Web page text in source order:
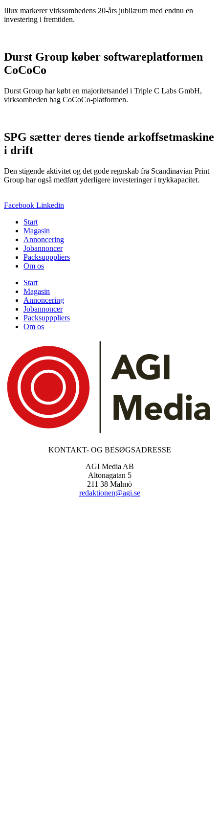
Illux markerer virksomhedens 20-års jubilæum med endnu en
investering i fremtiden.
Durst Group køber softwareplatformen
CoCoCo
Durst Group har købt en majoritetsandel i Triple C Labs GmbH,
virksomheden bag CoCoCo-platformen.
SPG sætter deres tiende arkoffsetmaskine
i drift
Den stigende aktivitet og det gode regnskab fra Scandinavian Print
Group har også medført yderligere investeringer i trykkapacitet.
Facebook Linkedin
Start
Magasin
Annoncering
Jobannoncer
Packsupppliers
Om os
Start
Magasin
Annoncering
Jobannoncer
Packsupppliers
Om os
KONTAKT- OG BESØGSADRESSE
AGI Media AB
Altonagatan 5
211 38 Malmö
redaktionen@agi.se